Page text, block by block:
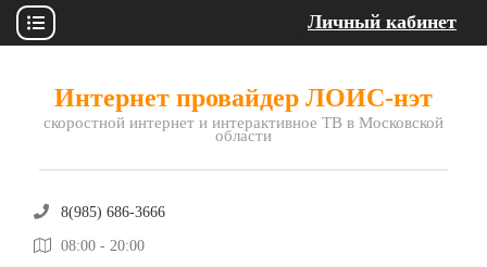
Личный кабинет
Интернет провайдер ЛОИС-нэт
скоростной интернет и интерактивное ТВ в Московской
области
8(985) 686-3666
08:00 - 20:00